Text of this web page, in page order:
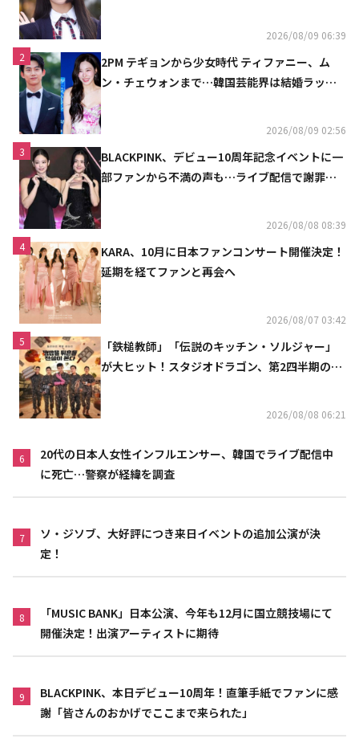
2026/08/09 06:39
2
2PM テギョンから少女時代 ティファニー、ム
ン・チェウォンまで…韓国芸能界は結婚ラッシ
2026/08/09 02:56
3
BLACKPINK、デビュー10周年記念イベントに一
部ファンから不満の声も…ライブ配信で謝罪
2026/08/08 08:39
4
KARA、10月に日本ファンコンサート開催決定！
延期を経てファンと再会へ
2026/08/07 03:42
5
「鉄槌教師」「伝説のキッチン・ソルジャー」
が大ヒット！スタジオドラゴン、第2四半期の売
2026/08/08 06:21
6
20代の日本人女性インフルエンサー、韓国でライブ配信中
に死亡…警察が経緯を調査
7
ソ・ジソブ、大好評につき来日イベントの追加公演が決
定！
8
「MUSIC BANK」日本公演、今年も12月に国立競技場にて
開催決定！出演アーティストに期待
9
BLACKPINK、本日デビュー10周年！直筆手紙でファンに感
謝「皆さんのおかげでここまで来られた」